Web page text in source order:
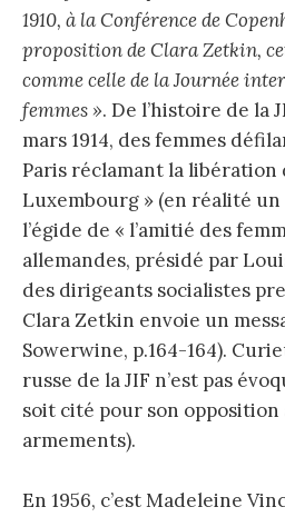
1910, à la Conférence de
proposition de Clara Zetkin,
comme celle de la Journée
femmes ». De l’histoire de la
mars 1914, des femmes
Paris réclamant la libération
Luxembourg » (en réalité
l’égide de « l’amitié des
allemandes, présidé par
des dirigeants socialistes
Clara Zetkin envoie un
Sowerwine, p.164-164).
russe de la JIF n’est pas
soit cité pour son opposition
armements).
En 1956, c’est Madeleine